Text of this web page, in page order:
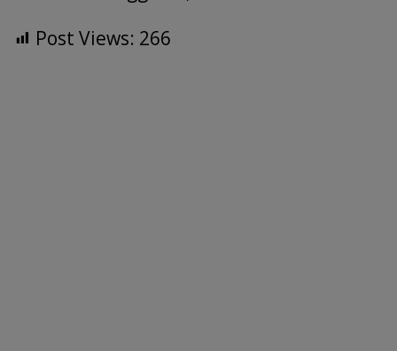
Post Views: 266